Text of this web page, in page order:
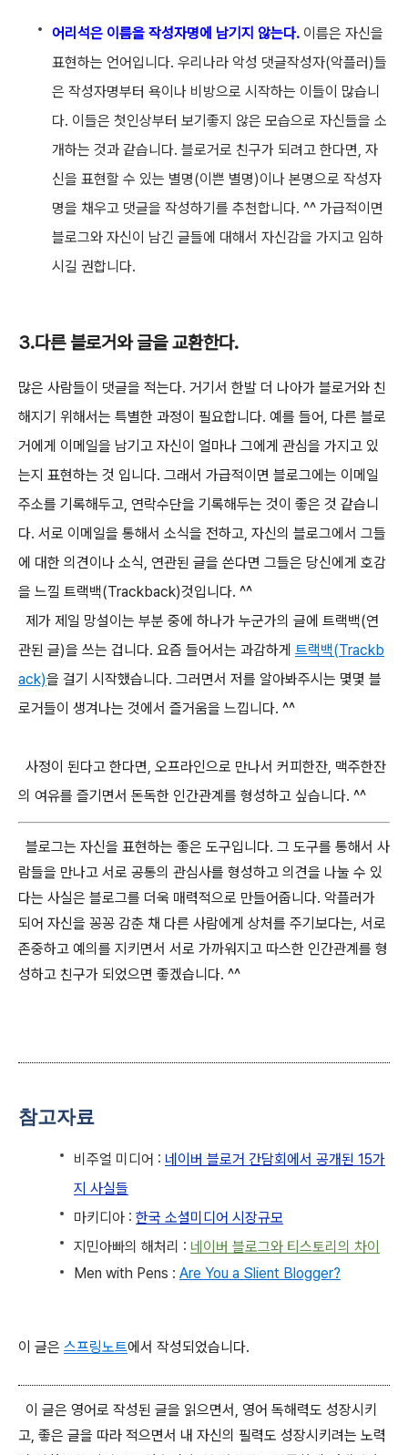
어리석은 이름을 작성자명에 남기지 않는다. 이름은 자신을
표현하는 언어입니다. 우리나라 악성 댓글작성자(악플러)들
은 작성자명부터 욕이나 비방으로 시작하는 이들이 많습니
다. 이들은 첫인상부터 보기좋지 않은 모습으로 자신들을 소
개하는 것과 같습니다. 블로거로 친구가 되려고 한다면, 자
신을 표현할 수 있는 별명(이쁜 별명)이나 본명으로 작성자
명을 채우고 댓글을 작성하기를 추천합니다. ^^ 가급적이면
블로그와 자신이 남긴 글들에 대해서 자신감을 가지고 임하
시길 권합니다.
3.다른 블로거와 글을 교환한다.
많은 사람들이 댓글을 적는다. 거기서 한발 더 나아가 블로거와 친
해지기 위해서는 특별한 과정이 필요합니다. 예를 들어, 다른 블로
거에게 이메일을 남기고 자신이 얼마나 그에게 관심을 가지고 있
는지 표현하는 것 입니다. 그래서 가급적이면 블로그에는 이메일
주소를 기록해두고, 연락수단을 기록해두는 것이 좋은 것 같습니
다. 서로 이메일을 통해서 소식을 전하고, 자신의 블로그에서 그들
에 대한 의견이나 소식, 연관된 글을 쓴다면 그들은 당신에게 호감
을 느낄 트랙백(Trackback)것입니다. ^^
제가 제일 망설이는 부분 중에 하나가 누군가의 글에 트랙백(연
관된 글)을 쓰는 겁니다. 요즘 들어서는 과감하게 트랙백(Trackb
ack)을 걸기 시작했습니다. 그러면서 저를 알아봐주시는 몇몇 블
로거들이 생겨나는 것에서 즐거움을 느낍니다. ^^
사정이 된다고 한다면, 오프라인으로 만나서 커피한잔, 맥주한잔
의 여유를 즐기면서 돈독한 인간관계를 형성하고 싶습니다. ^^
블로그는 자신을 표현하는 좋은 도구입니다. 그 도구를 통해서 사
람들을 만나고 서로 공통의 관심사를 형성하고 의견을 나눌 수 있
다는 사실은 블로그를 더욱 매력적으로 만들어줍니다. 악플러가
되어 자신을 꽁꽁 감춘 채 다른 사람에게 상처를 주기보다는, 서로
존중하고 예의를 지키면서 서로 가까워지고 따스한 인간관계를 형
성하고 친구가 되었으면 좋겠습니다. ^^
참고자료
비주얼 미디어 : 네이버 블로거 간담회에서 공개된 15가
지 사실들
마키디아 : 한국 소셜미디어 시장규모
지민아빠의 해처리 : 네이버 블로그와 티스토리의 차이
Men with Pens : Are You a Slient Blogger?
이 글은 스프링노트에서 작성되었습니다.
이 글은 영어로 작성된 글을 읽으면서, 영어 독해력도 성장시키
고, 좋은 글을 따라 적으면서 내 자신의 필력도 성장시키려는 노력